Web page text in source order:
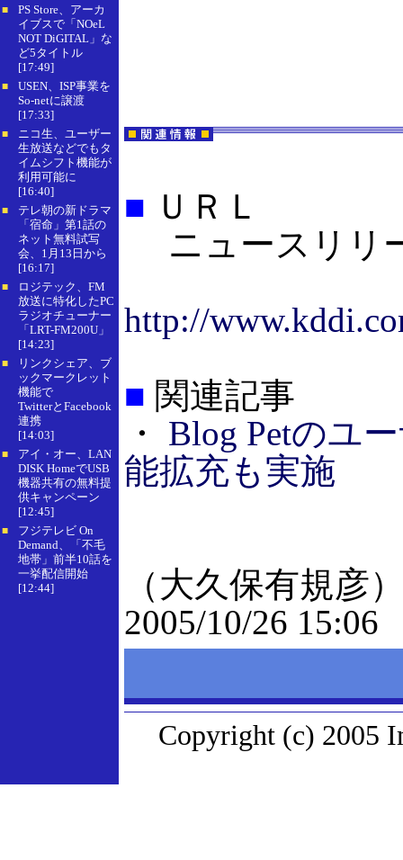
■
PS Store、アーカ
イブスで「NOeL
NOT DiGITAL」な
ど5タイトル
[17:49]
■
USEN、ISP事業を
So-netに譲渡
[17:33]
■
ニコ生、ユーザー
生放送などでもタ
イムシフト機能が
利用可能に
[16:40]
■
テレ朝の新ドラマ
「宿命」第1話の
ネット無料試写
会、1月13日から
[16:17]
■
ロジテック、FM
放送に特化したPC
ラジオチューナー
「LRT-FM200U」
[14:23]
■
リンクシェア、ブ
ックマークレット
機能で
TwitterとFacebook
連携
[14:03]
■
アイ・オー、LAN
DISK HomeでUSB
機器共有の無料提
供キャンペーン
[12:45]
■
フジテレビ On
Demand、「不毛
地帯」前半10話を
一挙配信開始
[12:44]
■ ＵＲＬ
ニュースリリ
http://
■ 関連記事
・ Blog Petのユ
能拡充も実施
（大久保有規彦
2005/10/26 15:06
Copyright (c) 2005